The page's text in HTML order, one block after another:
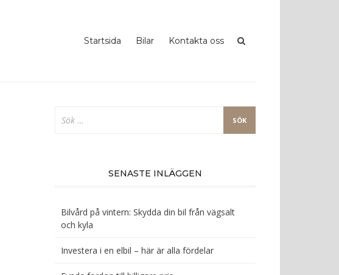
Startsida Bilar Kontakta oss
efter:
SENASTE INLÄGGEN
Bilvård på vintern: Skydda din bil från vägsalt
och kyla
Investera i en elbil – här är alla fördelar